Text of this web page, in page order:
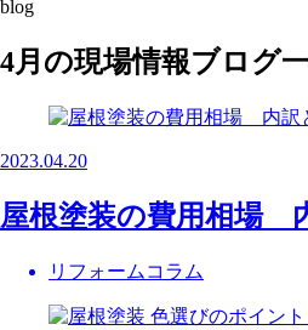
blog
4月の現場情報ブログ
2023.04.20
屋根塗装の費用相場
リフォームコラム